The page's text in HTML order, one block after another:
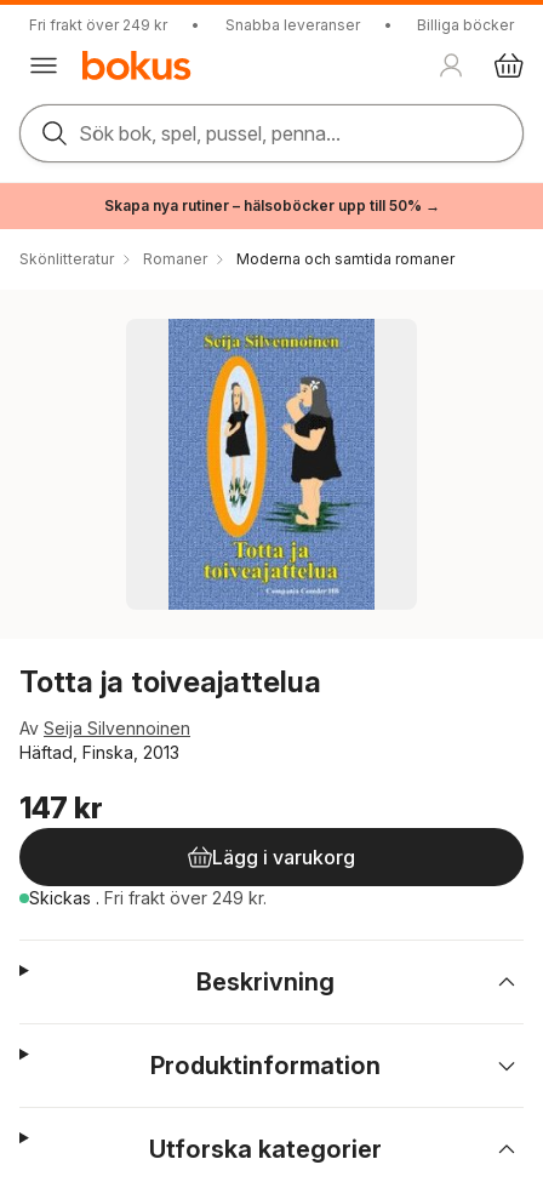
Fri frakt över 249 kr • Snabba leveranser • Billiga böcker
Sök bok, spel, pussel, penna...
Skapa nya rutiner – hälsoböcker upp till 50% →
Skönlitteratur Romaner Moderna och samtida romaner
Totta ja toiveajattelua
Av Seija Silvennoinen
Häftad, Finska, 2013
147 kr
Lägg i varukorg
Skickas . Fri frakt över 249 kr.
Beskrivning
Produktinformation
Utforska kategorier